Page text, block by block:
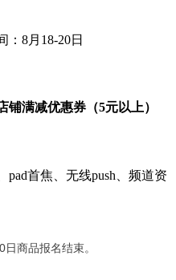
：8月18-20日
铺满减优惠券（5元以上）
pad首焦、无线push 、频道资
商品报名结束。